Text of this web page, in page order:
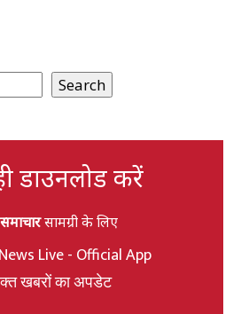
Search
डाउनलोड करें
समाचारसामग्री के लिए
Live - Official App
खबरों का अपडेट